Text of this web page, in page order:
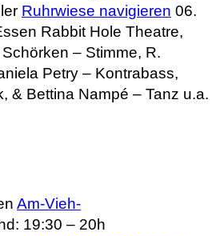
Ruhrwiese navigieren 06.
Rabbit Hole Theatre,
– Stimme, R.
Petry – Kontrabass,
& Bettina Nampé – Tanz u.a.
Am-Vieh-
19:30 – 20h